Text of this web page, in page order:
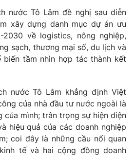
nước Tô Lâm đề nghị sau diễn
xây dựng danh mục dự án ưu
về logistics, nông nghiệp,
sạch, thương mại số, du lịch và
tầm nhìn hợp tác thành kết
nước Tô Lâm khẳng định Việt
của nhà đầu tư nước ngoài là
của mình; trân trọng sự hiện diện
hiệu quả của các doanh nghiệp
coi đây là những cầu nối quan
tế và hai cộng đồng doanh